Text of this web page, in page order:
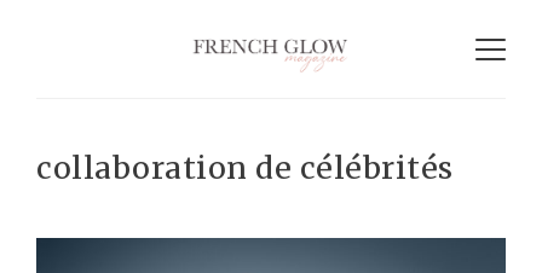
collaboration de célébrités